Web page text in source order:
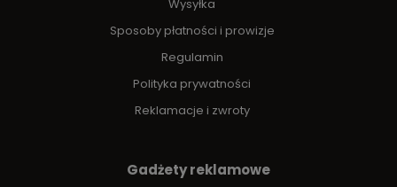
Wysyłka
Sposoby płatności i prowizje
Regulamin
Polityka prywatności
Reklamacje i zwroty
Gadżety reklamowe